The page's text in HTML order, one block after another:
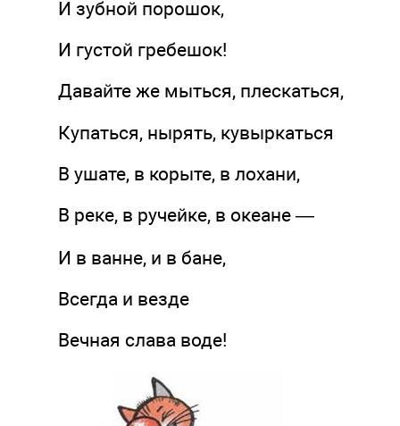
И зубной порошок,
И густой гребешок!
Давайте же мыться, плескаться,
Купаться, нырять, кувыркаться
В ушате, в корыте, в лохани,
В реке, в ручейке, в океане —
И в ванне, и в бане,
Всегда и везде
Вечная слава воде!